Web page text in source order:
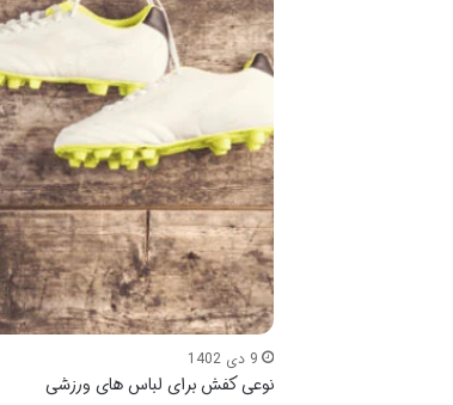
9 دی 1402
نوعی کفش برای لباس های ورزشی